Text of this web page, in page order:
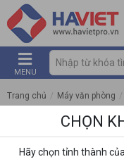
MENU
Trang chủ / Máy văn phòng /
CHỌN
Hãy chọn tỉnh thành